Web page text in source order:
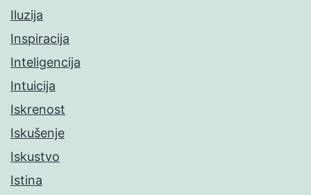
Iluzija
Inspiracija
Inteligencija
Intuicija
Iskrenost
Iskušenje
Iskustvo
Istina